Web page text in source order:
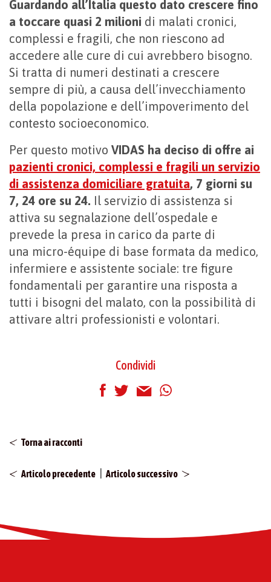
Guardando all’Italia questo dato crescere fino
a toccare quasi 2 milioni di malati cronici,
complessi e fragili, che non riescono ad
accedere alle cure di cui avrebbero bisogno.
Si tratta di numeri destinati a crescere
sempre di più, a causa dell’invecchiamento
della popolazione e dell’impoverimento del
contesto socioeconomico.
Per questo motivo VIDAS ha deciso di offre ai
pazienti cronici, complessi e fragili un servizio
di assistenza domiciliare gratuita, 7 giorni su
7, 24 ore su 24. Il servizio di assistenza si
attiva su segnalazione dell’ospedale e
prevede la presa in carico da parte di
una micro-équipe di base formata da medico,
infermiere e assistente sociale: tre figure
fondamentali per garantire una risposta a
tutti i bisogni del malato, con la possibilità di
attivare altri professionisti e volontari.
Condividi
Torna ai racconti
Articolo precedente Articolo successivo